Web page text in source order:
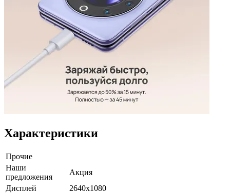
Характеристики
Прочие
Наши
предложения
Акция
Дисплей
2640x1080